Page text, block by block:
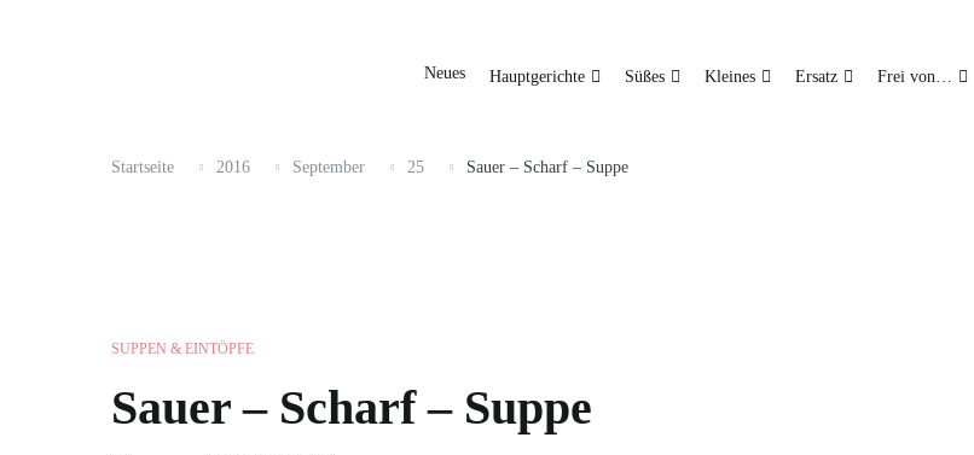
Neues Hauptgerichte Süßes Kleines Ersatz Frei von…
Startseite 2016 September 25 Sauer – Scharf – Suppe
SUPPEN & EINTÖPFE
Sauer – Scharf – Suppe